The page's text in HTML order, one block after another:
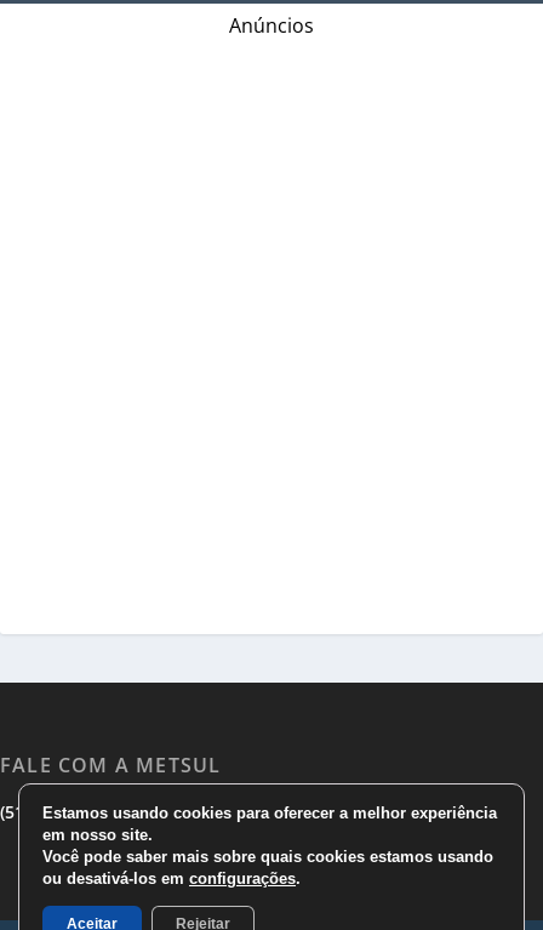
Anúncios
FALE COM A METSUL
(51) 3533 1983|(51)3785 7752|comercial@metsul.com
Estamos usando cookies para oferecer a melhor experiência
em nosso site.
Você pode saber mais sobre quais cookies estamos usando
ou desativá-los em configurações.
Aceitar Rejeitar